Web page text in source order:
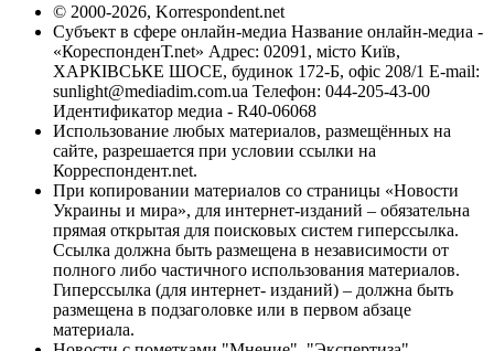
© 2000-2026, Korrespondent.net
Субъект в сфере онлайн-медиа Название онлайн-медиа -
«КореспонденТ.net» Адрес: 02091, місто Київ,
ХАРКІВСЬКЕ ШОСЕ, будинок 172-Б, офіс 208/1 E-mail:
sunlight@mediadim.com.ua Телефон: 044-205-43-00
Идентификатор медиа - R40-06068
Использование любых материалов, размещённых на
сайте, разрешается при условии ссылки на
Корреспондент.net.
При копировании материалов со страницы «Новости
Украины и мира», для интернет-изданий – обязательна
прямая открытая для поисковых систем гиперссылка.
Ссылка должна быть размещена в независимости от
полного либо частичного использования материалов.
Гиперссылка (для интернет- изданий) – должна быть
размещена в подзаголовке или в первом абзаце
материала.